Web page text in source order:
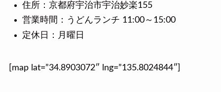
住所：京都府宇治市宇治妙楽155
営業時間：うどんランチ 11:00～15:00
定休日：月曜日
[map lat=”34.8903072″ lng=”135.8024844″]